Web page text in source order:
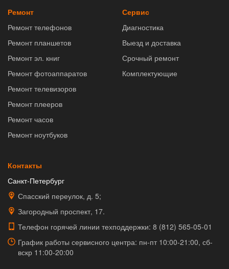
Ремонт
Ремонт телефонов
Ремонт планшетов
Ремонт эл. книг
Ремонт фотоаппаратов
Ремонт телевизоров
Ремонт плееров
Ремонт часов
Ремонт ноутбуков
Сервис
Диагностика
Выезд и доставка
Срочный ремонт
Комплектующие
Контакты
Санкт-Петербург
Спасский переулок, д. 5;
Загородный проспект, 17.
Телефон горячей линии техподдержки: 8 (812) 565-05-01
График работы сервисного центра: пн-пт 10:00-21:00, сб-
вскр 11:00-20:00